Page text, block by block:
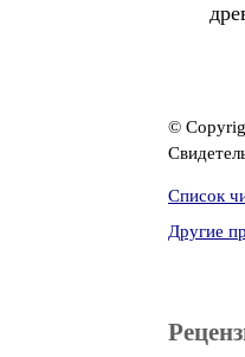
©
Список
Другие